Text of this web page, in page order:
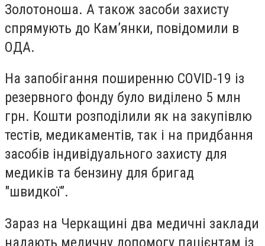
Золотоноша. А також засоби захисту
спрямують до Кам’янки, повідомили в
ОДА.
На запобігання поширенню COVID-19 із
резервного фонду було виділено 5 млн
грн. Кошти розподілили як на закупівлю
тестів, медикаментів, так і на придбання
засобів індивідуального захисту для
медиків та бензину для бригад
"швидкої”.
Зараз на Черкащині два медичні заклади
надають медичну допомогу пацієнтам із